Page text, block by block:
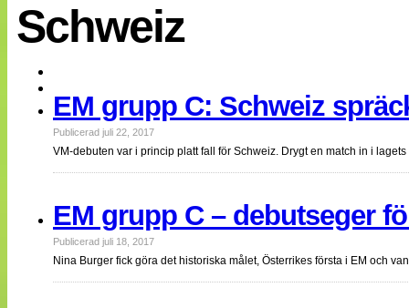
EM 2013
Internationellt
Bloggar
Lagen
Webb-TV
Cuper
Split vision
Om oss
Annonsera
Statistik
Schweiz
EM grupp C: Schweiz
Publicerad juli 22, 2017
VM-debuten var i princip platt fall för Schweiz. Drygt en match in i
EM grupp C – debutseger
Publicerad juli 18, 2017
Nina Burger fick göra det historiska målet, Österrikes första i EM och